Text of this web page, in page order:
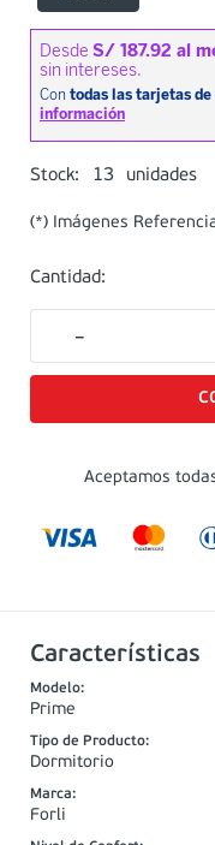
Stock: 13 unidades
(*) Imágenes
Cantidad:
－
Aceptamos
Características
Modelo:
Prime
Tipo de Producto:
Dormitorio
Marca:
Forli